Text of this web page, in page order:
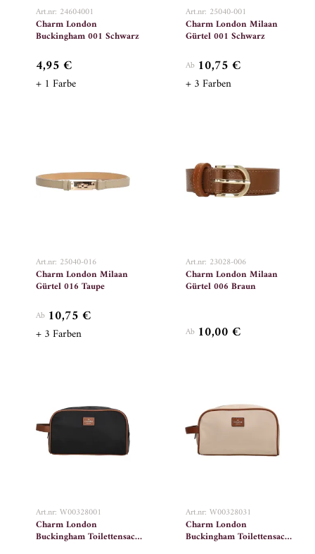
Art.nr: 24604001
Charm London
Buckingham 001 Schwarz
4,95 €
+ 1 Farbe
Art.nr: 25040-001
Charm London Milaan
Gürtel 001 Schwarz
Ab 10,75 €
+ 3 Farben
Art.nr: 25040-016
Charm London Milaan
Gürtel 016 Taupe
Ab 10,75 €
+ 3 Farben
Art.nr: 23028-006
Charm London Milaan
Gürtel 006 Braun
Ab 10,00 €
Art.nr: W00328001
Charm London
Buckingham Toilettensack
Art.nr: W00328031
Charm London
Buckingham Toilettensack